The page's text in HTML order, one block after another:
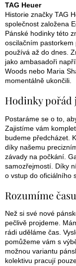
TAG Heuer
Historie značky TAG
společnost založena
Pánské hodinky této
oscilačním
používá až do dnes.
jako ambasadoři
Woods nebo Maria
momentálně ukončili.
Hodinky pořád
Postaráme se o to,
Zajistíme vám
budeme předcházet.
díky našemu
závady na počkání.
samozřejmostí. Díky
o vstup do oficiálního
Rozumíme
Než si své nové
pečlivě projdeme.
rádi uděláme čas.
pomůžeme vám s
možnou variantu
kolektivu pracují